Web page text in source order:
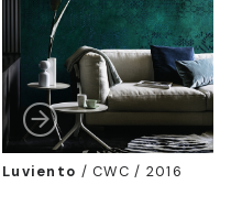
Luviento /CWC / 2016